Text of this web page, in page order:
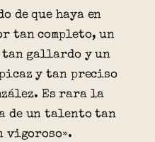
de que haya en
tan completo, un
tan gallardo y un
y tan preciso
Es rara la
de un talento tan
vigoroso».